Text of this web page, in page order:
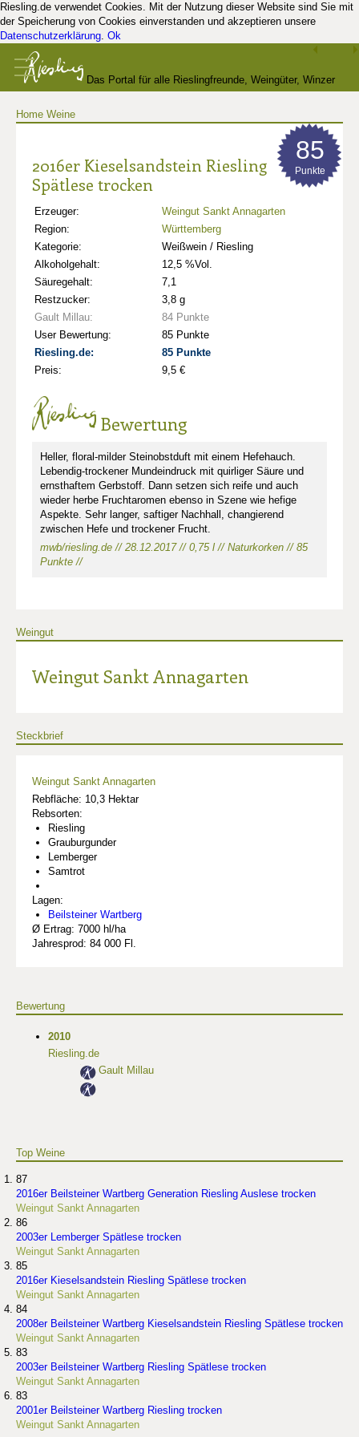
Riesling.de verwendet Cookies. Mit der Nutzung dieser Website sind Sie mit
der Speicherung von Cookies einverstanden und akzeptieren unsere
Datenschutzerklärung. Ok
Das Portal für alle Rieslingfreunde, Weingüter, Winzer
Home Weine
2016er Kieselsandstein Riesling
Spätlese trocken
Erzeuger:
Weingut Sankt Annagarten
Region:
Württemberg
Kategorie:
Weißwein / Riesling
Alkoholgehalt:
12,5 %Vol.
Säuregehalt:
7,1
Restzucker:
3,8 g
Gault Millau:
84 Punkte
User Bewertung:
85 Punkte
Riesling.de:
85 Punkte
Preis:
9,5 €
85
Punkte
Bewertung
Heller, floral-milder Steinobstduft mit einem Hefehauch.
Lebendig-trockener Mundeindruck mit quirliger Säure und
ernsthaftem Gerbstoff. Dann setzen sich reife und auch
wieder herbe Fruchtaromen ebenso in Szene wie hefige
Aspekte. Sehr langer, saftiger Nachhall, changierend
zwischen Hefe und trockener Frucht.
mwb/riesling.de // 28.12.2017 // 0,75 l // Naturkorken // 85
Punkte //
Weingut
Weingut Sankt Annagarten
Steckbrief
Weingut Sankt Annagarten
Rebfläche: 10,3 Hektar
Rebsorten:
Riesling
Grauburgunder
Lemberger
Samtrot
Lagen:
Beilsteiner Wartberg
Ø Ertrag: 7000 hl/ha
Jahresprod: 84 000 Fl.
Bewertung
2010
Riesling.de
Gault Millau
Top Weine
87
2016er Beilsteiner Wartberg Generation Riesling Auslese trocken
Weingut Sankt Annagarten
86
2003er Lemberger Spätlese trocken
Weingut Sankt Annagarten
85
2016er Kieselsandstein Riesling Spätlese trocken
Weingut Sankt Annagarten
84
2008er Beilsteiner Wartberg Kieselsandstein Riesling Spätlese trocken
Weingut Sankt Annagarten
83
2003er Beilsteiner Wartberg Riesling Spätlese trocken
Weingut Sankt Annagarten
83
2001er Beilsteiner Wartberg Riesling trocken
Weingut Sankt Annagarten